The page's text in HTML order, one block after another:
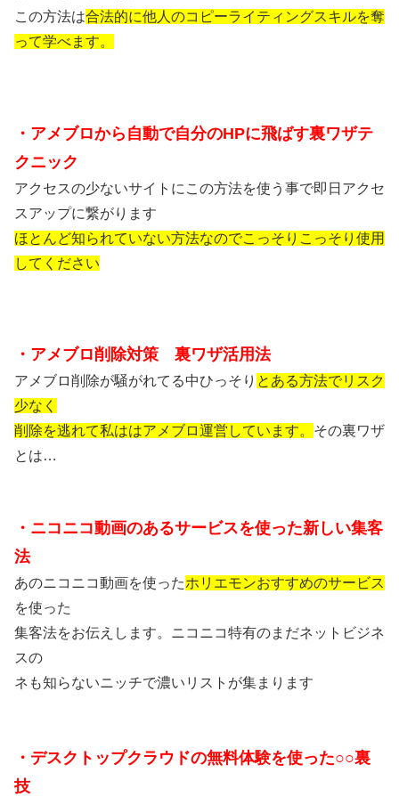
この方法は合法的に他人のコピーライティングスキルを奪
って学べます。
・アメブロから自動で自分のHPに飛ばす裏ワザテ
クニック
アクセスの少ないサイトにこの方法を使う事で即日アクセ
スアップに繋がります
ほとんど知られていない方法なのでこっそりこっそり使用
してください
・アメブロ削除対策 裏ワザ活用法
アメブロ削除が騒がれてる中ひっそり とある方法でリスク
少なく
削除を逃れて私ははアメブロ運営しています。 その裏ワザ
とは…
・ニコニコ動画のあるサービスを使った新しい集客
法
あのニコニコ動画を使ったホリエモンおすすめのサービス
を使った
集客法をお伝えします。ニコニコ特有のまだネットビジネ
スの
ネも知らないニッチで濃いリストが集まります
・デスクトップクラウドの無料体験を使った○○裏
技